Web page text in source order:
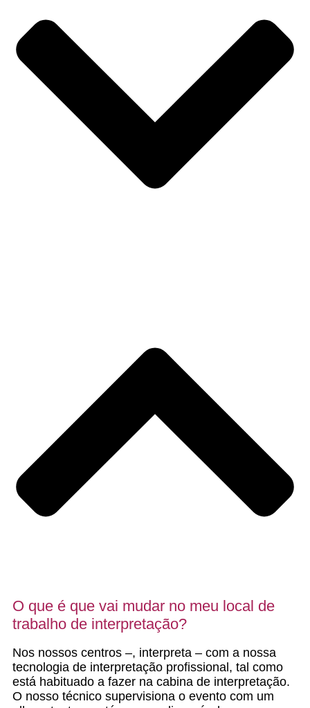
O que é que vai mudar no meu local de
trabalho de interpretação?
Nos nossos centros –, interpreta – com a nossa
tecnologia de interpretação profissional, tal como
está habituado a fazer na cabina de interpretação.
O nosso técnico supervisiona o evento com um